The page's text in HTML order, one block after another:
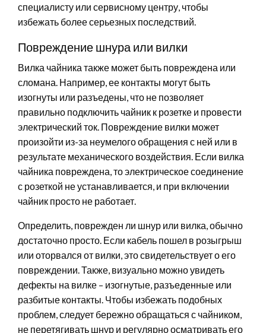
специалисту или сервисному центру, чтобы
избежать более серьезных последствий.
Повреждение шнура или вилки
Вилка чайника также может быть повреждена или
сломана. Например, ее контакты могут быть
изогнуты или разъедены, что не позволяет
правильно подключить чайник к розетке и провести
электрический ток. Повреждение вилки может
произойти из-за неумелого обращения с ней или в
результате механического воздействия. Если вилка
чайника повреждена, то электрическое соединение
с розеткой не устанавливается, и при включении
чайник просто не работает.
Определить, поврежден ли шнур или вилка, обычно
достаточно просто. Если кабель пошел в розыгрыш
или оторвался от вилки, это свидетельствует о его
повреждении. Также, визуально можно увидеть
дефекты на вилке – изогнутые, разъеденные или
разбитые контакты. Чтобы избежать подобных
проблем, следует бережно обращаться с чайником,
не перетягивать шнур и регулярно осматривать его